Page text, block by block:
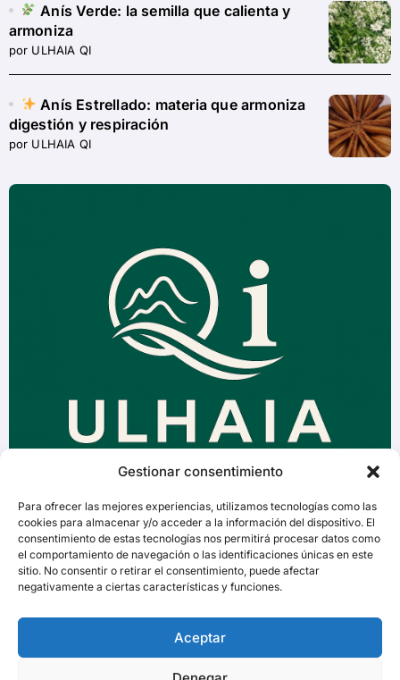
Gestionar consentimiento
Para ofrecer las mejores experiencias, utilizamos tecnologías como las
cookies para almacenar y/o acceder a la información del dispositivo. El
consentimiento de estas tecnologías nos permitirá procesar datos como
el comportamiento de navegación o las identificaciones únicas en este
sitio. No consentir o retirar el consentimiento, puede afectar
negativamente a ciertas características y funciones.
Aceptar
Anís Verde: la semilla que calienta y
armoniza
por ULHAIA QI
Anís Estrellado: materia que armoniza
digestión y respiración
por ULHAIA QI